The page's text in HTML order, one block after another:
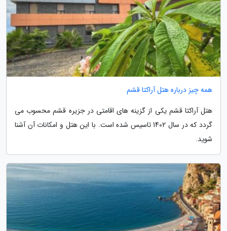
همه چیز درباره هتل آراکتا قشم
هتل آراکتا قشم یکی از گزینه های اقامتی در جزیره قشم محسوب می
گردد که در سال 1402 تاسیس شده است. با این هتل و امکانات آن آشنا
شوید.